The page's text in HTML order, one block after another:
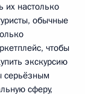
их настолько
обычные
чтобы
экскурсию
серьёзным
сферу,